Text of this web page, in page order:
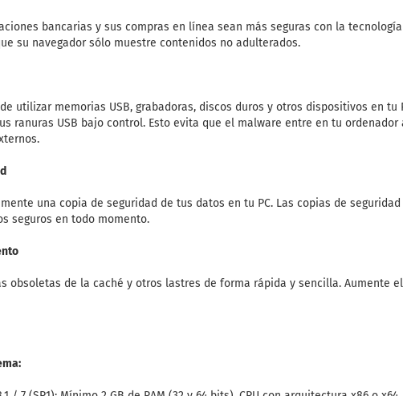
bancarias y sus compras en línea sean más seguras con la
su navegador sólo muestre contenidos no adulterados.
utilizar memorias USB, grabadoras, discos duros y otros dispositivos en tu
ranuras USB bajo control. Esto evita que el malware entre en tu ordenador
una copia de seguridad de tus datos en tu PC. Las copias de
seguros en todo momento.
obsoletas de la caché y otros lastres de forma rápida y sencilla. Aumente